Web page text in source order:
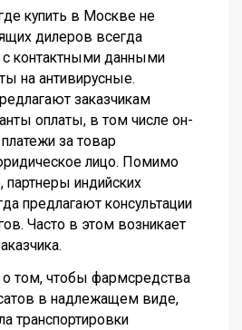
купить в Москве не
дилеров всегда
контактными данными
на антивирусные.
заказчикам
оплаты, в том числе он-
за товар
лицо. Помимо
индийских
предлагают консультации
Часто в этом возникает
том, чтобы фармсредства
в надлежащем виде,
транспортировки